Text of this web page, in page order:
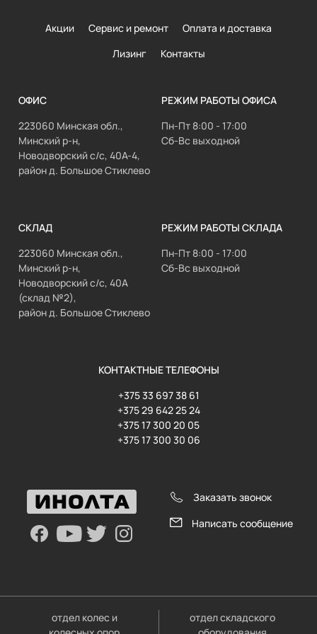
Акции Сервис и ремонт
Оплата и доставка
Лизинг
Контакты
ОФИС
223060 Минская обл.,
Минский р-н,
Новодворский с/с, 40А-4,
район д. Большое Стиклево
РЕЖИМ РАБОТЫ ОФИСА
Пн-Пт 8:00 - 17:00
Сб-Вс выходной
СКЛАД
223060 Минская обл.,
Минский р-н,
Новодворский с/с, 40А
(склад №2),
район д. Большое Стиклево
РЕЖИМ РАБОТЫ СКЛАДА
Пн-Пт 8:00 - 17:00
Сб-Вс выходной
КОНТАКТНЫЕ ТЕЛЕФОНЫ
+375 33 697 38 61
+375 29 642 25 24
+375 17 300 20 05
+375 17 300 30 06
Заказать звонок
Написать сообщение
отдел колес и
отдел складского